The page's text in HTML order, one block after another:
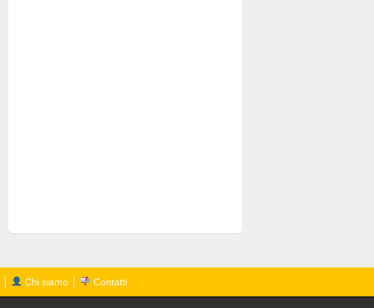
Chi siamo Contatti